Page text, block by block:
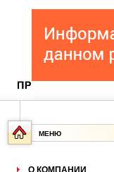
МЕНЮ
О КОМПАНИИ